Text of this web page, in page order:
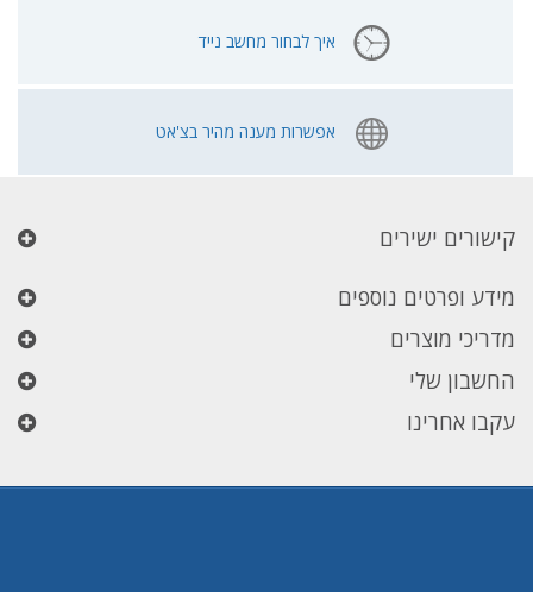
איך לבחור מחשב נייד
אפשרות מענה מהיר בצ'אט
קישורים ישירים
מידע ופרטים נוספים
מדריכי מוצרים
החשבון שלי
עקבו אחרינו